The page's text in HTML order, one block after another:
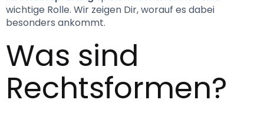
wichtige Rolle. Wir zeigen Dir, worauf es dabei
besonders ankommt.
Was sind
Rechtsformen?